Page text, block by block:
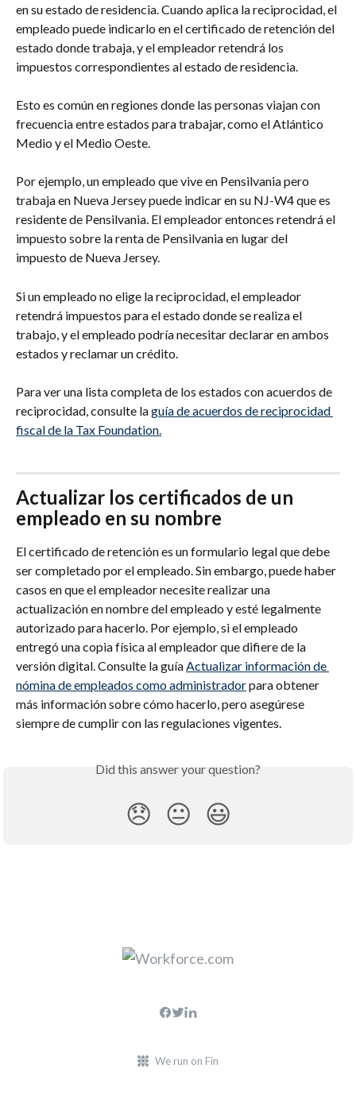
en su estado de residencia. Cuando aplica la reciprocidad, el
empleado puede indicarlo en el certificado de retención del
estado donde trabaja, y el empleador retendrá los
impuestos correspondientes al estado de residencia.
Esto es común en regiones donde las personas viajan con
frecuencia entre estados para trabajar, como el Atlántico
Medio y el Medio Oeste.
Por ejemplo, un empleado que vive en Pensilvania pero
trabaja en Nueva Jersey puede indicar en su NJ-W4 que es
residente de Pensilvania. El empleador entonces retendrá el
impuesto sobre la renta de Pensilvania en lugar del
impuesto de Nueva Jersey.
Si un empleado no elige la reciprocidad, el empleador
retendrá impuestos para el estado donde se realiza el
trabajo, y el empleado podría necesitar declarar en ambos
estados y reclamar un crédito.
Para ver una lista completa de los estados con acuerdos de
reciprocidad, consulte la guía de acuerdos de reciprocidad
fiscal de la Tax Foundation.
Actualizar los certificados de un
empleado en su nombre
El certificado de retención es un formulario legal que debe
ser completado por el empleado. Sin embargo, puede haber
casos en que el empleador necesite realizar una
actualización en nombre del empleado y esté legalmente
autorizado para hacerlo. Por ejemplo, si el empleado
entregó una copia física al empleador que difiere de la
versión digital. Consulte la guía Actualizar información de
nómina de empleados como administrador para obtener
más información sobre cómo hacerlo, pero asegúrese
siempre de cumplir con las regulaciones vigentes.
Did this answer your question?
😞 😐 😃
We run on Fin